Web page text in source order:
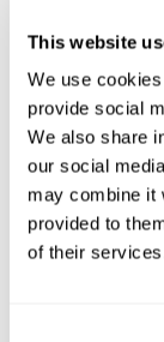
This website
We use
provide social
We also share
our social
may combine it
provided to
of their
Cidade
CEP/Código